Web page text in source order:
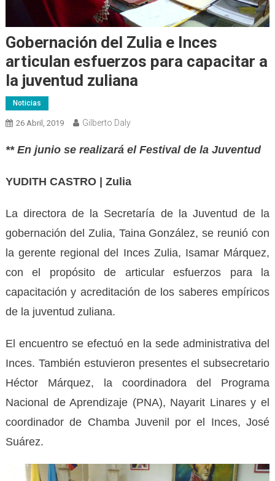
Gobernación del Zulia e Inces
articulan esfuerzos para capacitar a
la juventud zuliana
Noticias
26 Abril, 2019 Gilberto Daly
** En junio se realizará el Festival de la Juventud
YUDITH CASTRO | Zulia
La directora de la Secretaría de la Juventud de la
gobernación del Zulia, Taina González, se reunió con
la gerente regional del Inces Zulia, Isamar Márquez,
con el propósito de articular esfuerzos para la
capacitación y acreditación de los saberes empíricos
de la juventud zuliana.
El encuentro se efectuó en la sede administrativa del
Inces. También estuvieron presentes el subsecretario
Héctor Márquez, la coordinadora del Programa
Nacional de Aprendizaje (PNA), Nayarit Linares y el
coordinador de Chamba Juvenil por el Inces, José
Suárez.